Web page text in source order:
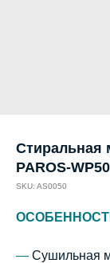
Стиральная
PAROS-WP50
SKU: AS0050
— Сушильная